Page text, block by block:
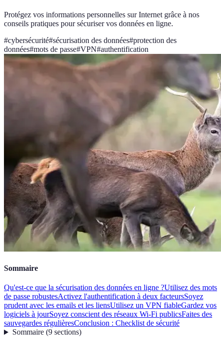
Protégez vos informations personnelles sur Internet grâce à nos
conseils pratiques pour sécuriser vos données en ligne.
#cybersécurité#sécurisation des données#protection des
données#mots de passe#VPN#authentification
Sommaire
Qu'est-ce que la sécurisation des données en ligne ?Utilisez des mots
de passe robustesActivez l'authentification à deux facteursSoyez
prudent avec les emails et les liensUtilisez un VPN fiableGardez vos
logiciels à jourSoyez conscient des réseaux Wi-Fi publicsFaites des
sauvegardes régulièresConclusion : Checklist de sécurité
Sommaire(9 sections)